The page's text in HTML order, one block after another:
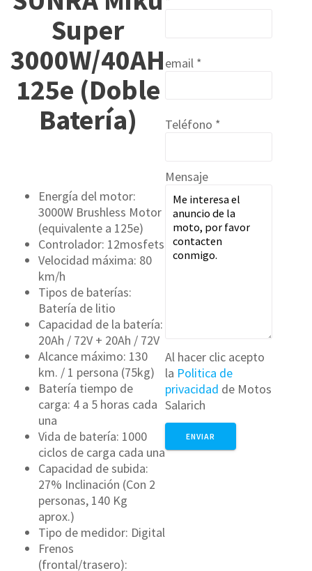
Super
3000W/40AH
125e (Doble
Batería)
Energía del motor:
3000W Brushless Motor
(equivalente a 125e)
Controlador: 12mosfets
Velocidad máxima: 80
km/h
Tipos de baterías:
Batería de litio
Capacidad de la batería:
20Ah / 72V + 20Ah / 72V
Alcance máximo: 130
km. / 1 persona (75kg)
Batería tiempo de
carga: 4 a 5 horas cada
una
Vida de batería: 1000
ciclos de carga cada una
Capacidad de subida:
27% Inclinación (Con 2
personas, 140 Kg
aprox.)
Tipo de medidor: Digital
Frenos
(frontal/trasero):
email *
Teléfono *
Mensaje
Al hacer clic acepto
la Politica de
privacidad de Motos
Salarich